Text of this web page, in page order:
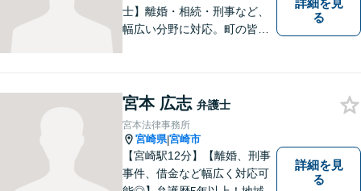
士】離婚・相続・刑事など、
幅広い分野に対応。町の皆様
ださい。きっと道が開けま
す。
詳細を見
る
宮本 広志 弁護士
宮本法律事務所
宮崎県|宮崎市
【宮崎駅12分】【離婚、刑事
事件、借金など幅広く対応可
詳細を見
る